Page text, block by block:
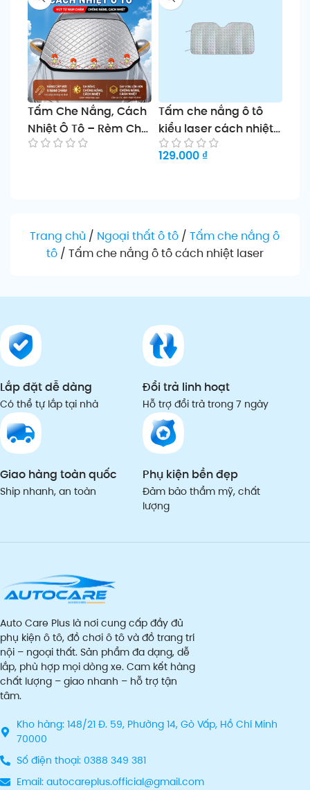
Tấm Che Nắng, Cách
Nhiệt Ô Tô – Rèm Che
Nắng Từ Tính
Tấm che nắng ô tô
kiểu laser cách nhiệt
kính chắn gió mùa hè
129.000 ₫
Trang chủ / Ngoại thất ô tô /Tấm che nắng ô
tô/ Tấm che nắng ô tô cách nhiệt laser
Lắp đặt dễ dàng
Có thể tự lắp tại nhà
Đổi trả linh hoạt
Hỗ trợ đổi trả trong 7 ngày
Giao hàng toàn quốc
Ship nhanh, an toàn
Phụ kiện bền đẹp
Đảm bảo thẩm mỹ, chất
lượng
Auto Care Plus là nơi cung cấp đầy đủ
phụ kiện ô tô, đồ chơi ô tô và đồ trang trí
nội – ngoại thất. Sản phẩm đa dạng, dễ
lắp, phù hợp mọi dòng xe. Cam kết hàng
chất lượng – giao nhanh – hỗ trợ tận
tâm.
Kho hàng: 148/21 Đ. 59, Phường 14, Gò Vấp, Hồ Chí Minh
70000
Số điện thoại: 0388 349 381
Email: autocareplus.official@gmail.com